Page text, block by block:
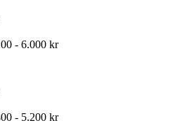
- 6.000 kr
- 5.200 kr